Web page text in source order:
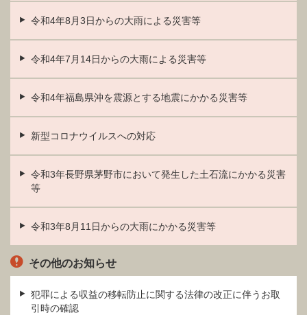
令和4年8月3日からの大雨による災害等
令和4年7月14日からの大雨による災害等
令和4年福島県沖を震源とする地震にかかる災害等
新型コロナウイルスへの対応
令和3年長野県茅野市において発生した土石流にかかる災害
等
令和3年8月11日からの大雨にかかる災害等
その他のお知らせ
犯罪による収益の移転防止に関する法律の改正に伴うお取
引時の確認